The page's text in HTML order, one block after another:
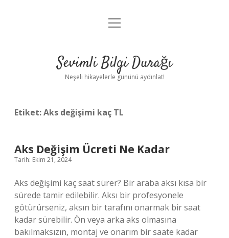
Anasayfa
Yasal Uyarı
menüyü
Sevimli Bilgi Durağı
Neşeli hikayelerle gününü aydınlat!
Etiket:Aks değişimi kaç TL
Aks Değişim Ücreti Ne Kadar
Tarih: Ekim 21, 2024
Aks değişimi kaç saat sürer? Bir araba aksı kısa bir
sürede tamir edilebilir. Aksı bir profesyonele
götürürseniz, aksın bir tarafını onarmak bir saat
kadar sürebilir. Ön veya arka aks olmasına
bakılmaksızın, montaj ve onarım bir saate kadar